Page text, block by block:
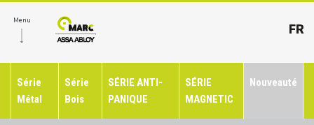
Menu
FR
Série
Métal
Série
Bois
SÉRIE ANTI-
PANIQUE
SÉRIE
MAGNETIC
Nouveauté